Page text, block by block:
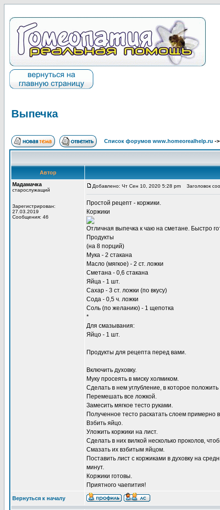
Выпечка
Список форумов www.homeorealhelp.ru -
Автор
Мадамачка
старослужащий
Зарегистрирован:
27.03.2019
Сообщения: 46
Добавлено: Чт Сен 10, 2020 5:28 pm Заголовок
Простой рецепт - коржики.
Коржики
Отличная выпечка к чаю на сметане. Быстро
Продукты
(на 8 порций)
Мука - 2 стакана
Масло (мягкое) - 2 ст. ложки
Сметана - 0,6 стакана
Яйца - 1 шт.
Сахар - 3 ст. ложки (по вкусу)
Сода - 0,5 ч. ложки
Соль (по желанию) - 1 щепотка
*
Для смазывания:
Яйцо - 1 шт.
Продукты для рецепта перед вами.
Включить духовку.
Муку просеять в миску холмиком.
Сделать в нем углубление, в которое
Перемешать все ложкой.
Замесить мягкое тесто руками.
Полученное тесто раскатать слоем примерно
Взбить яйцо.
Уложить коржики на лист.
Сделать в них вилкой несколько проколов,
Смазать их взбитым яйцом.
Поставить лист с коржиками в духовку на
минут.
Коржики готовы.
Приятного чаепития!
Вернуться к началу